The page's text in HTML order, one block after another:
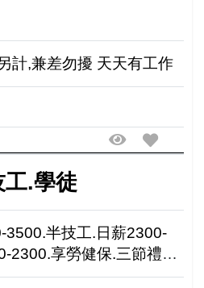
計,兼差勿擾 天天有工作
.學徒
3500.半技工.日薪2300-
2300.享勞健保.三節禮金.
態度.地址:彌陀區舊港口